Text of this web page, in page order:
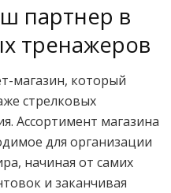
партнер в
тренажеров
магазин, который
стрелковых
Ассортимент магазина
для организации
начиная от самих
и заканчивая